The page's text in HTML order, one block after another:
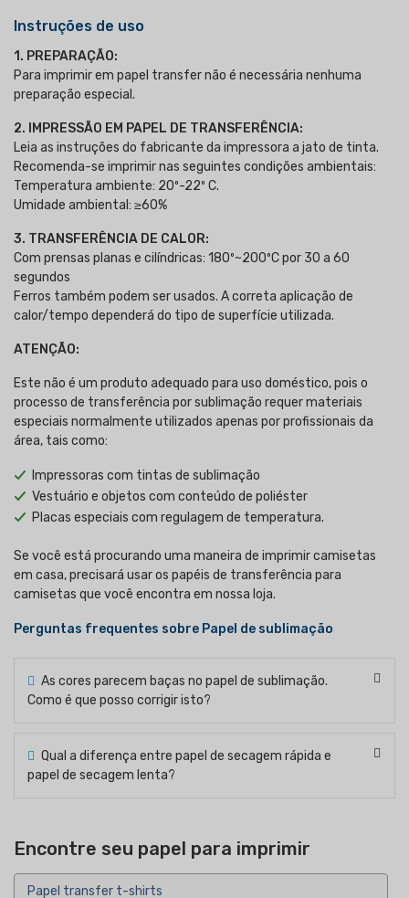
Instruções de uso
1. PREPARAÇÃO:
Para imprimir em papel transfer não é necessária nenhuma
preparação especial.
2. IMPRESSÃO EM PAPEL DE TRANSFERÊNCIA:
Leia as instruções do fabricante da impressora a jato de tinta.
Recomenda-se imprimir nas seguintes condições ambientais:
Temperatura ambiente: 20º-22º C.
Umidade ambiental: ≥60%
3. TRANSFERÊNCIA DE CALOR:
Com prensas planas e cilíndricas: 180º~200ºC por 30 a 60
segundos
Ferros também podem ser usados. A correta aplicação de
calor/tempo dependerá do tipo de superfície utilizada.
ATENÇÃO:
Este não é um produto adequado para uso doméstico, pois o
processo de transferência por sublimação requer materiais
especiais normalmente utilizados apenas por profissionais da
área, tais como:
Impressoras com tintas de sublimação
Vestuário e objetos com conteúdo de poliéster
Placas especiais com regulagem de temperatura.
Se você está procurando uma maneira de imprimir camisetas
em casa, precisará usar os papéis de transferência para
camisetas que você encontra em nossa loja.
Perguntas frequentes sobre Papel de sublimação
As cores parecem baças no papel de sublimação.
Como é que posso corrigir isto?
Qual a diferença entre papel de secagem rápida e
papel de secagem lenta?
Encontre seu papel para imprimir
Papel transfer t-shirts